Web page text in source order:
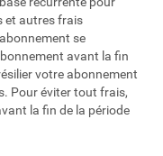
et autres frais
se
avant la fin
votre abonnement
Pour éviter tout frais,
la fin de la période